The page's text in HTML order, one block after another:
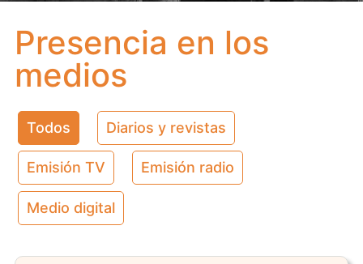
Presencia en los
medios
Todos Diarios y revistas
Emisión TV Emisión radio
Medio digital